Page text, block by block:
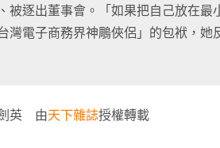
被逐出董事會。「如果把自己放在最
灣電子商務界神鵰俠侶」的包袱，她
英 由天下雜誌授權轉載